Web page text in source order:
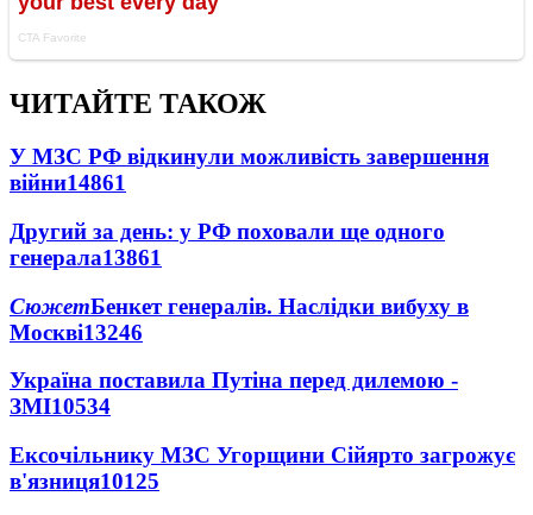
ЧИТАЙТЕ ТАКОЖ
У МЗС РФ відкинули можливість завершення
війни14861
Другий за день: у РФ поховали ще одного
генерала13861
СюжетБенкет генералів. Наслідки вибуху в
Москві13246
Україна поставила Путіна перед дилемою -
ЗМІ10534
Ексочільнику МЗС Угорщини Сійярто загрожує
в'язниця10125